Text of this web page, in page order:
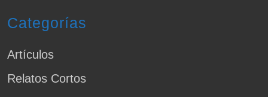
Categorías
Artículos
Relatos Cortos